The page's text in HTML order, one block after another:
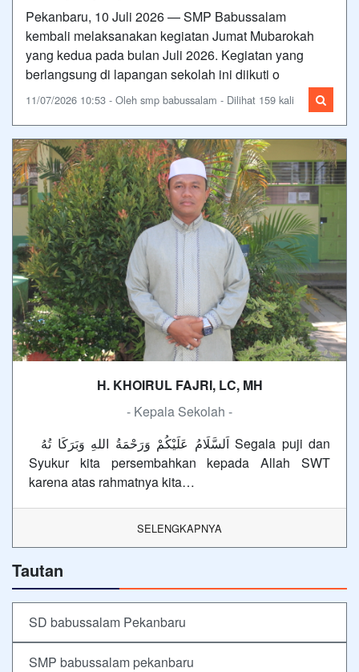
Pekanbaru, 10 Juli 2026 — SMP Babussalam
kembali melaksanakan kegiatan Jumat Mubarokah
yang kedua pada bulan Juli 2026. Kegiatan yang
berlangsung di lapangan sekolah ini diikuti o
11/07/2026 10:53 - Oleh smp babussalam - Dilihat 159 kali
H. KHOIRUL FAJRI, LC, MH
- Kepala Sekolah -
Syukur kita persembahkan kepada Allah SWT
karena atas rahmatnya kita…
SELENGKAPNYA
Tautan
SD babussalam Pekanbaru
SMP babussalam pekanbaru